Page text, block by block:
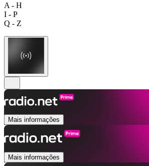
A - H
I - P
Q - Z
Mais informações
Mais informações